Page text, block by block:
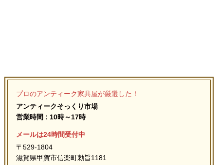
プロのアンティーク家具屋が厳選した！
アンティークそっくり市場
営業時間 : 10時～17時
メールは24時間受付中
〒529-1804
滋賀県甲賀市信楽町勅旨1181